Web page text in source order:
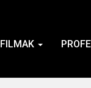
FILMAK